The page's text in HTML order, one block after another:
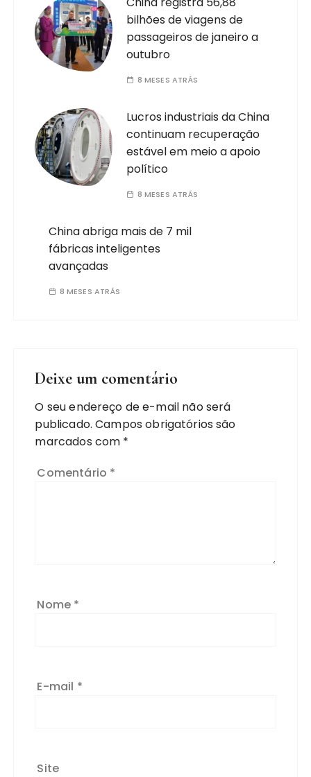
bilhões de viagens de
passageiros de janeiro a
outubro
8 MESES ATRÁS
Lucros industriais da China
continuam recuperação
estável em meio a apoio
político
8 MESES ATRÁS
China abriga mais de 7 mil
fábricas inteligentes
avançadas
8 MESES ATRÁS
Deixe um comentário
O seu endereço de e-mail não será
publicado. Campos obrigatórios são
marcados com *
Comentário *
Nome *
E-mail *
Site